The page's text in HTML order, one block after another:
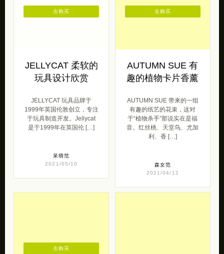
JELLYCAT 柔软的
玩具设计欣赏
JELLYCAT 玩具品牌于
1999年英国伦敦创立，专注
于玩具制造开发。Jellycat
是于1999年在英国伦 […]
呆萌范
2021/05/10
去购买
AUTUMN SUE 有
趣的植物卡片香薰
AUTUMN SUE 带来的一组
有趣的纸艺的花束，这对
于“植物杀手”那说实在是福
音。红丝桃、天堂鸟、尤加
利、香 […]
森女范
2021/04/12
去购买
去购买